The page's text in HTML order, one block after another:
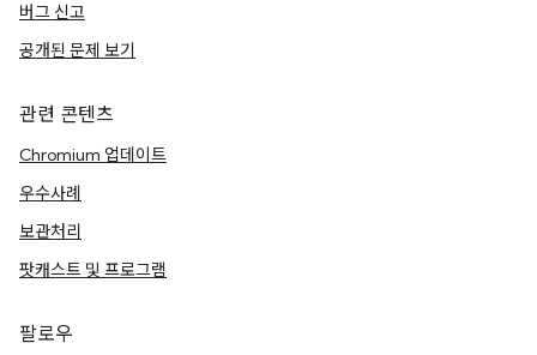
버그 신고
공개된 문제 보기
관련 콘텐츠
Chromium 업데이트
우수사례
보관처리
팟캐스트 및 프로그램
팔로우